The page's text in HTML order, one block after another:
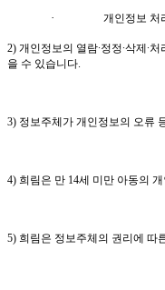
· 개인정보 처
2) 개인정보의 열람∙정정∙삭제∙
을 수 있습니다
3) 정보주체가 개인정보의 오류
4) 희림은 만 14세 미만 아동의
5) 희림은 정보주체의 권리에 따